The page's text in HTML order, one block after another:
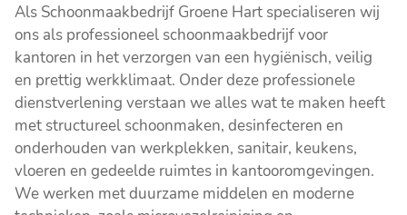
Als Schoonmaakbedrijf Groene Hart specialiseren wij
ons als professioneel schoonmaakbedrijf voor
kantoren in het verzorgen van een hygiënisch, veilig
en prettig werkklimaat. Onder deze professionele
dienstverlening verstaan we alles wat te maken heeft
met structureel schoonmaken, desinfecteren en
onderhouden van werkplekken, sanitair, keukens,
vloeren en gedeelde ruimtes in kantooromgevingen.
We werken met duurzame middelen en moderne